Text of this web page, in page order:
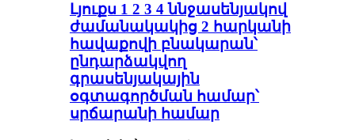
Լյուքս 1 2 3 4 ննջասենյակով
ժամանակակից 2 հարկանի
հավաքովի բնակարան՝
ընդարձակվող
գրասենյակային
օգտագործման համար՝
սրճարանի համար